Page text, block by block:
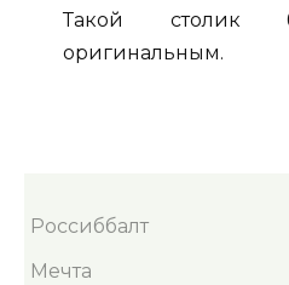
Такой столик
оригинальным.
Россиббалт
Мечта